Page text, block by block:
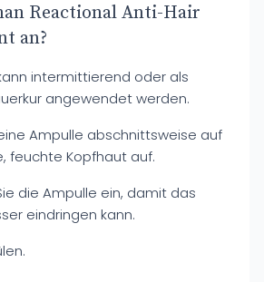
Reactional Anti-Hair
an?
intermittierend oder als
angewendet werden.
Ampulle abschnittsweise auf
feuchte Kopfhaut auf.
die Ampulle ein, damit das
eindringen kann.